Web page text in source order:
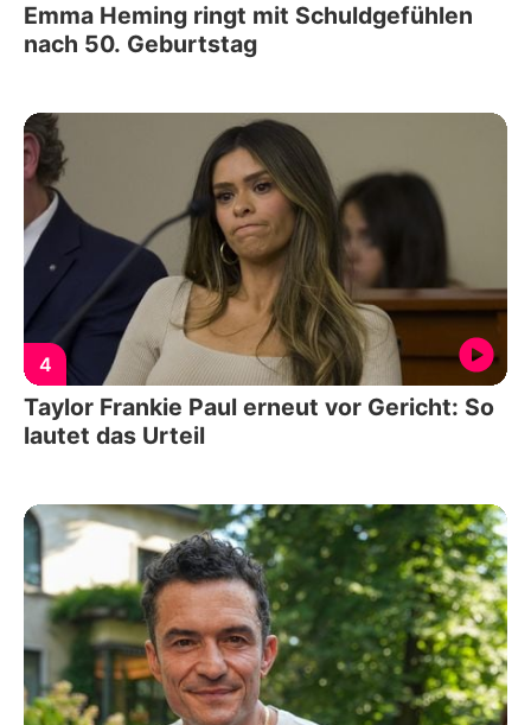
Emma Heming ringt mit Schuldgefühlen
nach 50. Geburtstag
4
Taylor Frankie Paul erneut vor Gericht: So
lautet das Urteil